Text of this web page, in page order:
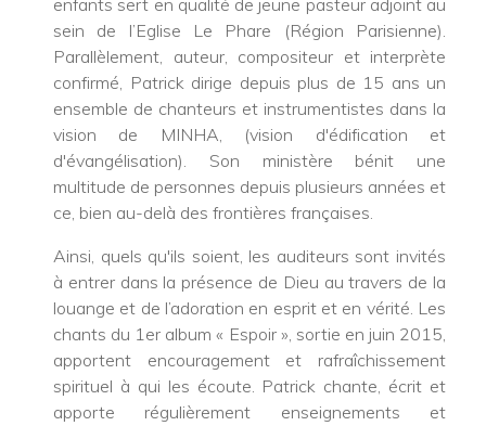
enfants sert en qualité de jeune pasteur adjoint au
sein de l’Eglise Le Phare (Région Parisienne).
Parallèlement, auteur, compositeur et interprète
confirmé, Patrick dirige depuis plus de 15 ans un
ensemble de chanteurs et instrumentistes dans la
vision de MINHA, (vision d'édification et
d'évangélisation). Son ministère bénit une
multitude de personnes depuis plusieurs années et
ce, bien au-delà des frontières françaises.
Ainsi, quels qu'ils soient, les auditeurs sont invités
à entrer dans la présence de Dieu au travers de la
louange et de l’adoration en esprit et en vérité. Les
chants du 1er album « Espoir », sortie en juin 2015,
apportent encouragement et rafraîchissement
spirituel à qui les écoute. Patrick chante, écrit et
apporte régulièrement enseignements et